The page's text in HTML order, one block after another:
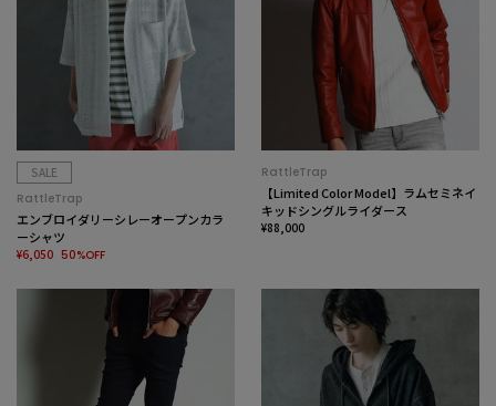
SALE
RattleTrap
エンブロイダリーシレーオープンカラ
ーシャツ
¥6,050 50%OFF
RattleTrap
【Limited Color Model】ラムセミネイ
キッドシングルライダース
¥88,000